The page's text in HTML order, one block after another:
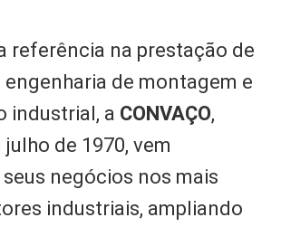
referência na prestação de
engenharia de montagem e
industrial, a CONVAÇO,
de 1970, vem
negócios nos mais
industriais, ampliando